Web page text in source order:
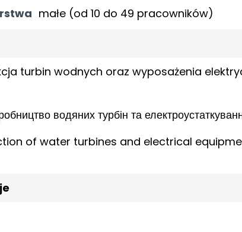
małe (od 10 do 49 pracowników)
turbin wodnych oraz wyposażenia
водяних турбін та
of water turbines and electrical